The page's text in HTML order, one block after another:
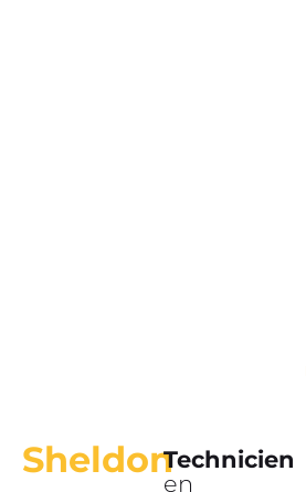
SheldonTechnicien
en